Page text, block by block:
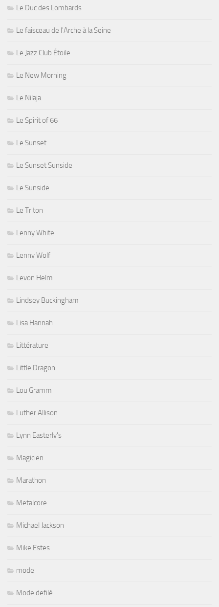
Le Duc des Lombards
Le faisceau de l'Arche à la Seine
Le Jazz Club Étoile
Le New Morning
Le Nilaja
Le Spirit of 66
Le Sunset
Le Sunset Sunside
Le Sunside
Le Triton
Lenny White
Lenny Wolf
Levon Helm
Lindsey Buckingham
Lisa Hannah
Littérature
Little Dragon
Lou Gramm
Luther Allison
Lynn Easterly's
Magicien
Marathon
Metalcore
Michael Jackson
Mike Estes
mode
Mode defilé